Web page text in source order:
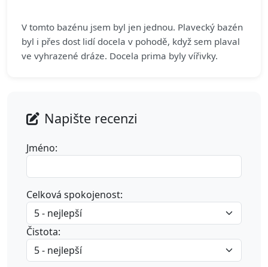
V tomto bazénu jsem byl jen jednou. Plavecký bazén
byl i přes dost lidí docela v pohodě, když sem plaval
ve vyhrazené dráze. Docela prima byly vířivky.
Napište recenzi
Jméno:
Celková spokojenost:
Čistota: